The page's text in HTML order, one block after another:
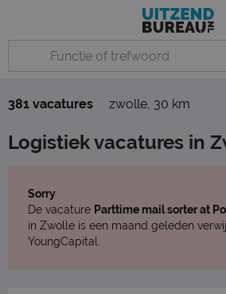
381 vacatures zwolle, 30 km
Logistiek vacatures in
Sorry
De vacature Parttime mail sorter at
in Zwolle is een maand geleden
YoungCapital.